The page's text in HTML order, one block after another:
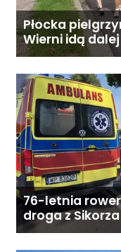
Płocka
Wierni idą
76-letnia
droga z
zablokowana